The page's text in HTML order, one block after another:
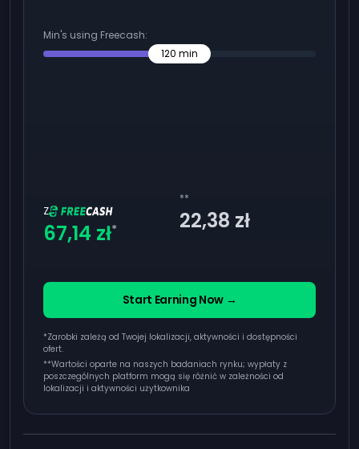
Min's using Freecash:
120 min
Z
67,14 zł*
**
22,38 zł
Start Earning Now →
*Zarobki zależą od Twojej lokalizacji, aktywności i dostępności
ofert.
**Wartości oparte na naszych badaniach rynku; wypłaty z
poszczególnych platform mogą się różnić w zależności od
lokalizacji i aktywności użytkownika